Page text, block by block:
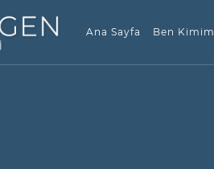
Ana Sayfa Ben Kimim